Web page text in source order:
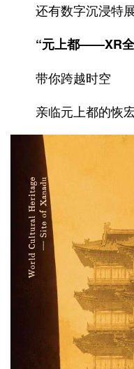
还有数字沉浸特
“元上都——XR全
带你跨越时空
亲临元上都的恢